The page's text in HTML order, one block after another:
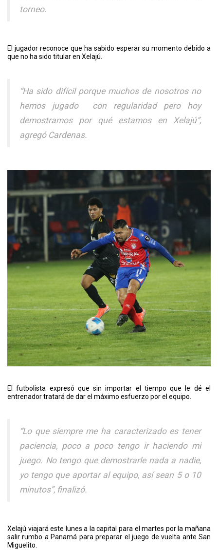
torneo.
El jugador reconoce que ha sabido esperar su momento debido a
que no ha sido titular en Xelajú.
“Ha sido difícil porque muchos de nosotros no
hemos jugado con regularidad pero hoy
demostramos por qué estamos en Xelajú”,
agregó Cardenas.
El futbolista expresó que sin importar el tiempo que le dé el
entrenador tratará de dar el máximo esfuerzo por el equipo.
“Lo que siempre me ha caracterizado es tener
paciencia, poco a poco tengo ir haciendo mi
juego. No tengo que demostrarle nada a nadie,
yo tengo que aportar al equipo, así sean 5 o 10
minutos”, finalizó.
Xelajú viajará este lunes a la capital para el martes por la mañana
salir rumbo a Panamá para preparar el juego de vuelta ante San
Miguelito.